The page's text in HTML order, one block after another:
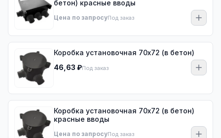
бетон) красные вводы
Цена по запросуПод заказ
Коробка установочная 70х72 (в бетон)
46,63 ₽Под заказ
Коробка установочная 70х72 (в бетон)
красные вводы
Цена по запросуПод заказ